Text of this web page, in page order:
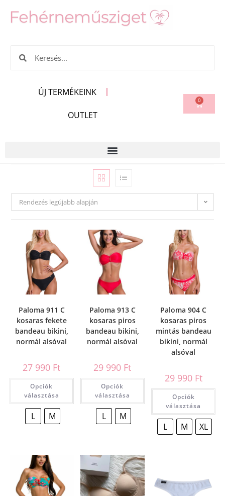
ÚJ TERMÉKEINK
OUTLET
0
Rendezés legújabb alapján
Paloma 911 C
kosaras fekete
bandeau bikini,
normál alsóval
27 990 Ft
Opciók
választása
L M
Paloma 913 C
kosaras piros
bandeau bikini,
normál alsóval
29 990 Ft
Opciók
választása
L M
Paloma 904 C
kosaras piros
mintás bandeau
bikini, normál
alsóval
29 990 Ft
Opciók
választása
L M XL